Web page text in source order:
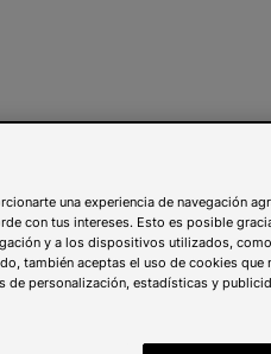
una experiencia de navegación
con tus intereses. Esto es posible
y a los dispositivos utilizados,
también aceptas el uso de cookies que
de personalización, estadísticas y